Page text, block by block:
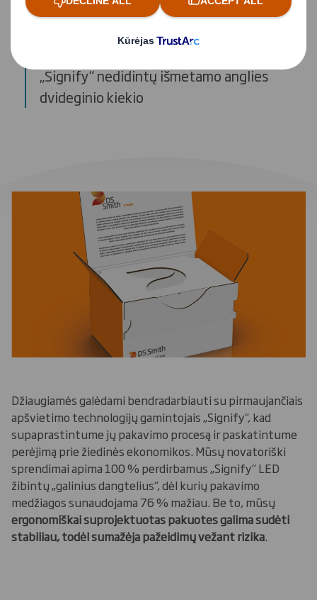
Atvejo analizė
„Signify“ nedidintų išmetamo anglies
dvideginio kiekio
Džiaugiamės galėdami bendradarbiauti su pirmaujančiais
apšvietimo technologijų gamintojais „Signify“, kad
supaprastintume jų pakavimo procesą ir paskatintume
perėjimą prie žiedinės ekonomikos. Mūsų novatoriški
sprendimai apima 100 % perdirbamus „Signify“ LED
žibintų „galinius dangtelius“, dėl kurių pakavimo
medžiagos sunaudojama 76 % mažiau. Be to, mūsų
ergonomiškai suprojektuotas pakuotes galima sudėti
stabiliau, todėl sumažėja pažeidimų vežant rizika.